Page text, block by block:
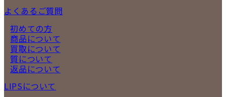
よくあるご質問
初めての方
商品について
買取について
質について
返品について
LIPSについて